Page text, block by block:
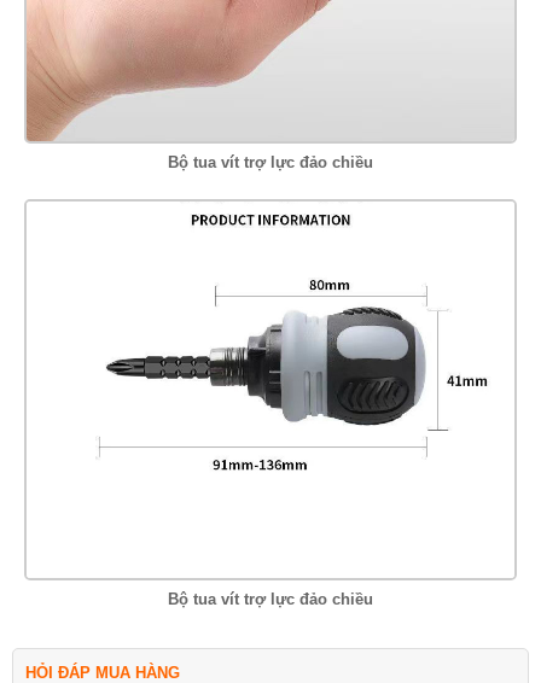
Bộ tua vít trợ lực đảo chiều
Bộ tua vít trợ lực đảo chiều
HỎI ĐÁP MUA HÀNG